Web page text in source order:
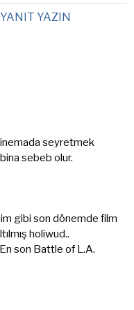
YAZIN
seyretmek
sebeb olur.
gibi son dönemde film
holiwud..
son Battle of L.A.